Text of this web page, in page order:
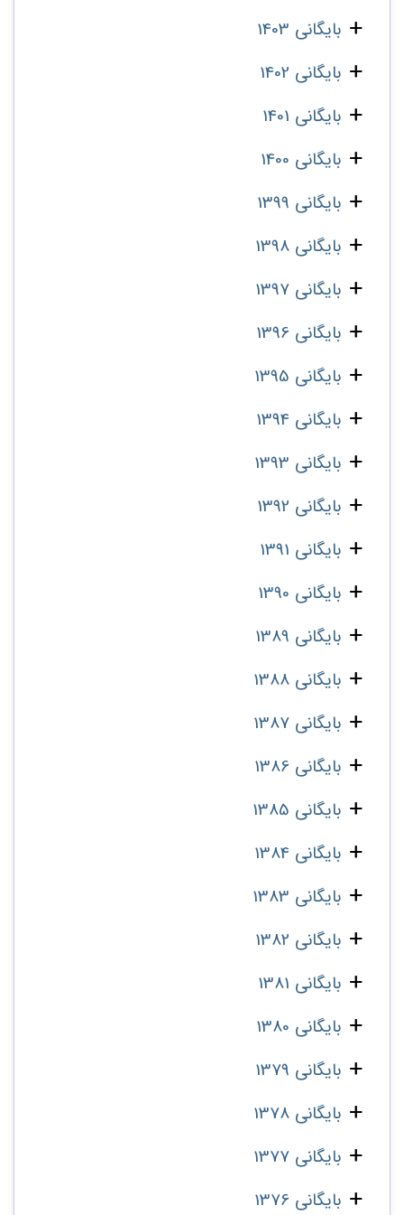
بایگانی 1403
بایگانی 1402
بایگانی 1401
بایگانی 1400
بایگانی 1399
بایگانی 1398
بایگانی 1397
بایگانی 1396
بایگانی 1395
بایگانی 1394
بایگانی 1393
بایگانی 1392
بایگانی 1391
بایگانی 1390
بایگانی 1389
بایگانی 1388
بایگانی 1387
بایگانی 1386
بایگانی 1385
بایگانی 1384
بایگانی 1383
بایگانی 1382
بایگانی 1381
بایگانی 1380
بایگانی 1379
بایگانی 1378
بایگانی 1377
بایگانی 1376